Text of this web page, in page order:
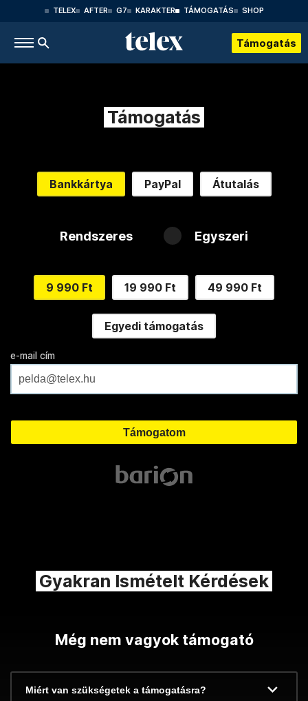
TELEX AFTER G7 KARAKTER TÁMOGATÁS SHOP
Támogatás
Támogatás
Bankkártya PayPal Átutalás
Rendszeres Egyszeri
9 990 Ft 19 990 Ft 49 990 Ft
Egyedi támogatás
e-mail cím
Gyakran Ismételt Kérdések
Még nem vagyok támogató
Miért van szükségetek a támogatásra?